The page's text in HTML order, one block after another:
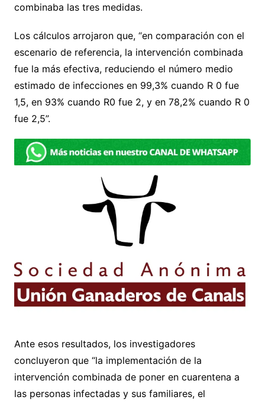
combinaba las tres medidas.
Los cálculos arrojaron que, “en comparación con el
escenario de referencia, la intervención combinada
fue la más efectiva, reduciendo el número medio
estimado de infecciones en 99,3% cuando R 0 fue
1,5, en 93% cuando R0 fue 2, y en 78,2% cuando R 0
fue 2,5”.
Ante esos resultados, los investigadores
concluyeron que “la implementación de la
intervención combinada de poner en cuarentena a
las personas infectadas y sus familiares, el